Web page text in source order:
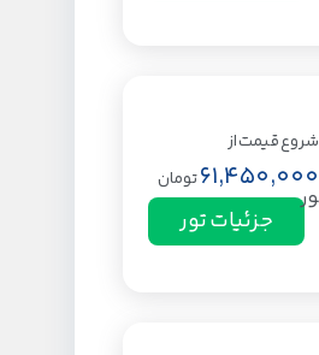
شروع قیمت از
61,450,000تومان
جزئیات تور